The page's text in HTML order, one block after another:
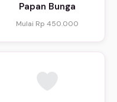
Papan Bunga
Mulai Rp 450.000